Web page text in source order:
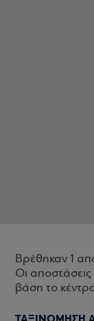
Βρέθηκαν 1
Οι
βάση το